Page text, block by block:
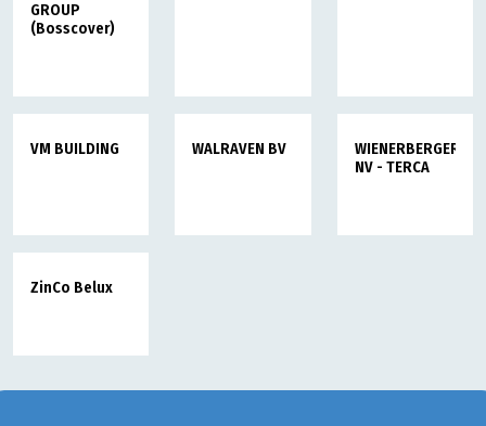
GROUP
(Bosscover)
VM BUILDING WALRAVEN BV
WIENERBERGER
NV - TERCA
ZinCo Belux